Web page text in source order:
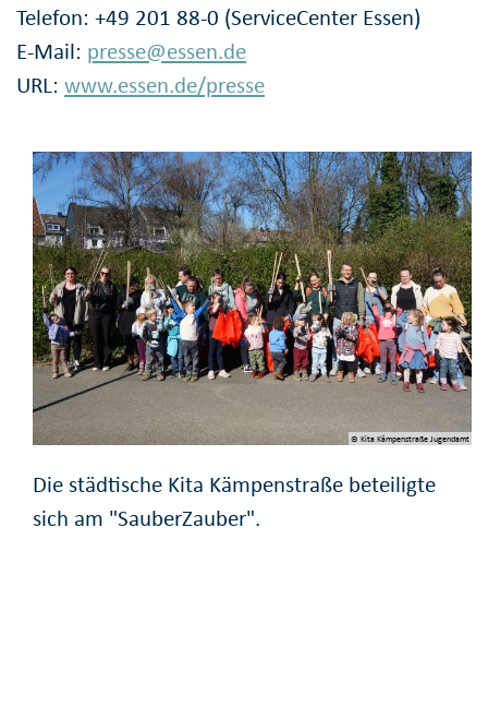
Telefon: +49 201 88-0 (ServiceCenter Essen)
E-Mail: presse@essen.de
URL: www.essen.de/presse
© Kita Kämpenstraße Jugendamt
Die städtische Kita Kämpenstraße beteiligte
sich am "SauberZauber".